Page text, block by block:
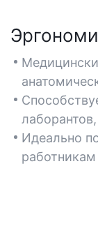
снижения
такие как
образцов.
Идеально